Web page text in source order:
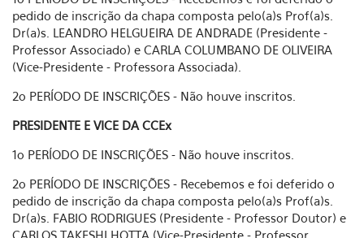
pedido de inscrição da chapa composta pelo(a)s Prof(a)s.
Dr(a)s. LEANDRO HELGUEIRA DE ANDRADE (Presidente -
Professor Associado) e CARLA COLUMBANO DE OLIVEIRA
(Vice-Presidente - Professora Associada).
2o PERÍODO DE INSCRIÇÕES - Não houve inscritos.
PRESIDENTE E VICE DA CCEx
1o PERÍODO DE INSCRIÇÕES - Não houve inscritos.
2o PERÍODO DE INSCRIÇÕES - Recebemos e foi deferido o
pedido de inscrição da chapa composta pelo(a)s Prof(a)s.
Dr(a)s. FABIO RODRIGUES (Presidente - Professor Doutor) e
CARLOS TAKESHI HOTTA (Vice-Presidente - Professor